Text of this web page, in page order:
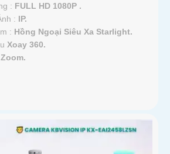
: FULL HD 1080P .
: IP.
: Hồng Ngoại Siêu Xa Starlight.
Xoay 360.